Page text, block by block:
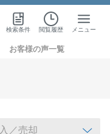
検索条件 閲覧履歴 メニュー
お客様の声一覧